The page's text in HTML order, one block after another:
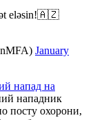
eləsin!🇦🇿
January
напад на
нападник
посту охорони,